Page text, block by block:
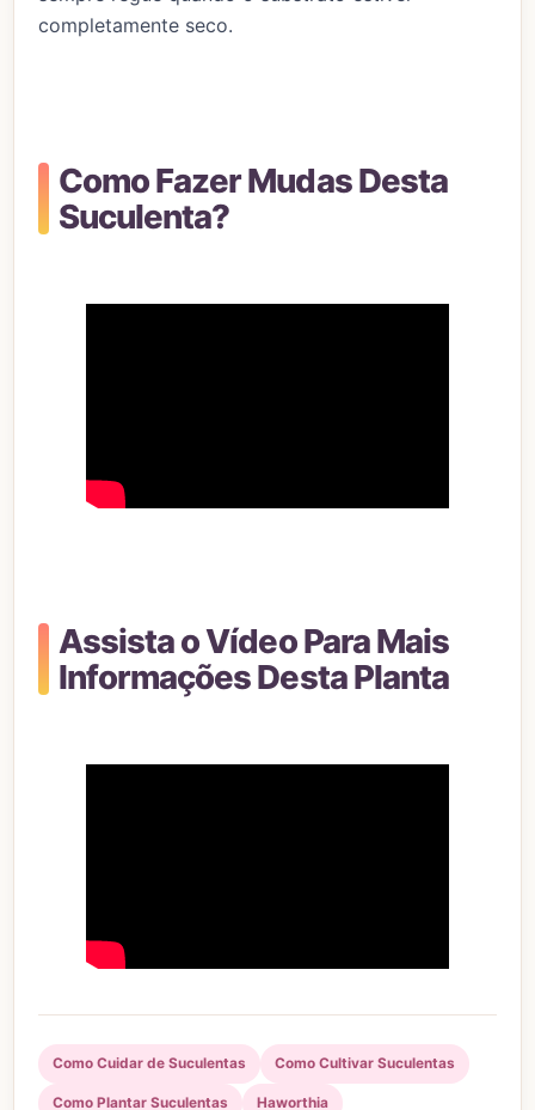
completamente seco.
Como Fazer Mudas Desta
Suculenta?
Assista o Vídeo Para Mais
Informações Desta Planta
Como Cuidar de Suculentas Como Cultivar Suculentas
Como Plantar Suculentas Haworthia